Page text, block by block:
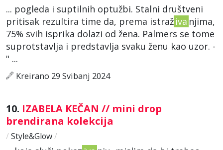
... pogleda i suptilnih optužbi. Stalni društveni
pritisak rezultira time da, prema istraž iva njima,
75% svih isprika dolazi od žena. Palmers se tome
suprotstavlja i predstavlja svaku ženu kao uzor. -
" ...
Kreirano 29 Svibanj 2024
10. IZABELA KEČAN // mini drop
brendirana kolekcija
/ Style&Glow/